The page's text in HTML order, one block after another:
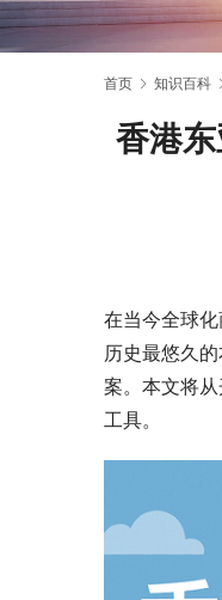
首页 知识百科
香港
在当今全球
历史最悠久
案。本文将
工具。